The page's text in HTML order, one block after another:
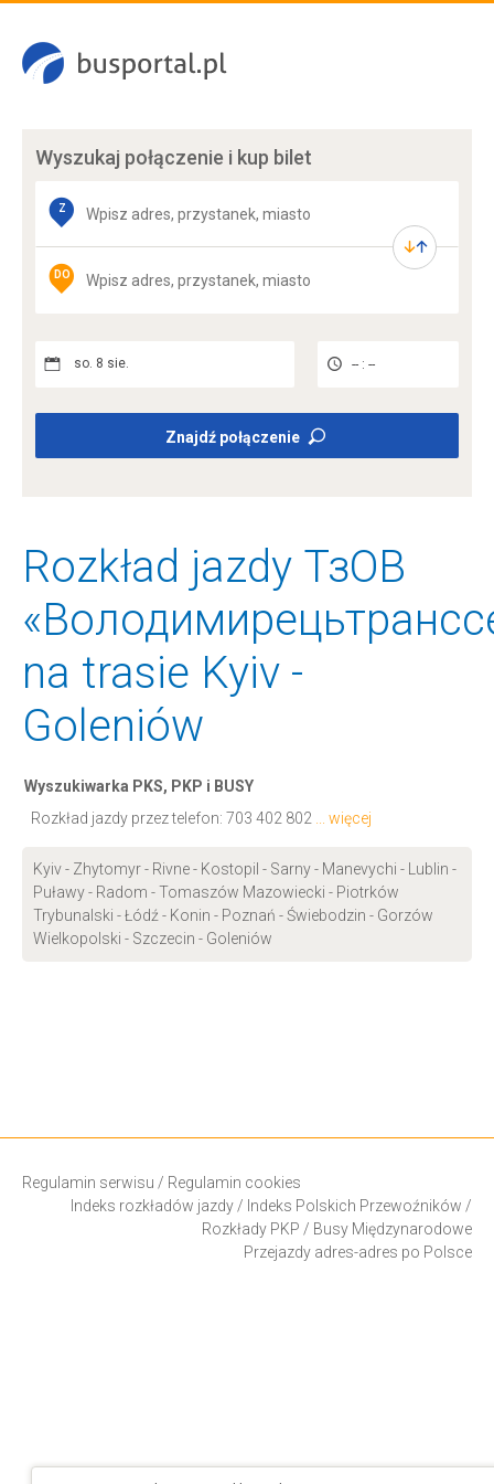
Wyszukaj połączenie i kup bilet
Z
DO
so. 8 sie. -- : --
Znajdź połączenie
Rozkład jazdy ТзОВ
na trasie Kyiv -
Goleniów
Wyszukiwarka PKS, PKP i BUSY
Rozkład jazdy przez telefon: 703 402 802 ... więcej
Kyiv - Zhytomyr - Rivne - Kostopil - Sarny - Manevychi - Lublin -
Puławy - Radom - Tomaszów Mazowiecki - Piotrków
Trybunalski - Łódź - Konin - Poznań - Świebodzin - Gorzów
Wielkopolski - Szczecin - Goleniów
Regulamin serwisu / Regulamin cookies
Indeks rozkładów jazdy / Indeks Polskich Przewoźników /
Rozkłady PKP / Busy Międzynarodowe
Przejazdy adres-adres po Polsce